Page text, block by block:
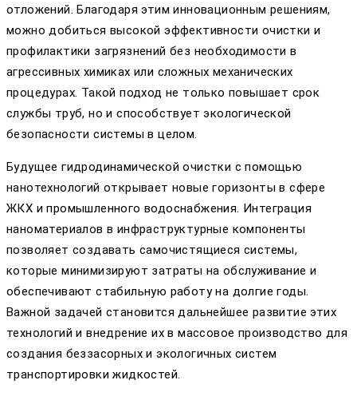
отложений. Благодаря этим инновационным решениям,
можно добиться высокой эффективности очистки и
профилактики загрязнений без необходимости в
агрессивных химиках или сложных механических
процедурах. Такой подход не только повышает срок
службы труб, но и способствует экологической
безопасности системы в целом.
Будущее гидродинамической очистки с помощью
нанотехнологий открывает новые горизонты в сфере
ЖКХ и промышленного водоснабжения. Интеграция
наноматериалов в инфраструктурные компоненты
позволяет создавать самочистящиеся системы,
которые минимизируют затраты на обслуживание и
обеспечивают стабильную работу на долгие годы.
Важной задачей становится дальнейшее развитие этих
технологий и внедрение их в массовое производство для
создания беззасорных и экологичных систем
транспортировки жидкостей.